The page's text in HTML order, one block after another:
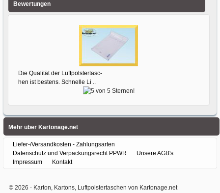
Bewertungen
Die Qualität der Luftpolstertasc-
hen ist bestens. Schnelle Li ..
Mehr über Kartonage.net
Liefer-/Versandkosten - Zahlungsarten
Datenschutz und Verpackungsrecht PPWR
Unsere AGB's
Impressum
Kontakt
© 2026 - Karton, Kartons, Luftpolstertaschen von Kartonage.net